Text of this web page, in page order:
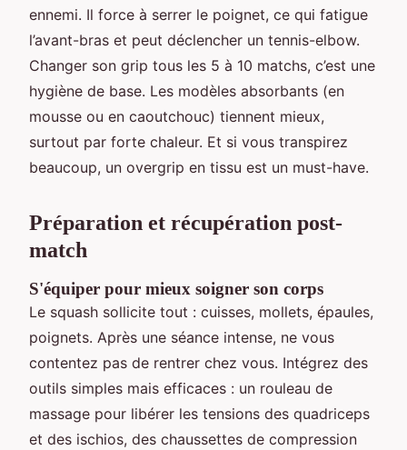
ennemi. Il force à serrer le poignet, ce qui fatigue
l’avant-bras et peut déclencher un tennis-elbow.
Changer son grip tous les 5 à 10 matchs, c’est une
hygiène de base. Les modèles absorbants (en
mousse ou en caoutchouc) tiennent mieux,
surtout par forte chaleur. Et si vous transpirez
beaucoup, un overgrip en tissu est un must-have.
Préparation et récupération post-
match
S'équiper pour mieux soigner son corps
Le squash sollicite tout : cuisses, mollets, épaules,
poignets. Après une séance intense, ne vous
contentez pas de rentrer chez vous. Intégrez des
outils simples mais efficaces : un rouleau de
massage pour libérer les tensions des quadriceps
et des ischios, des chaussettes de compression